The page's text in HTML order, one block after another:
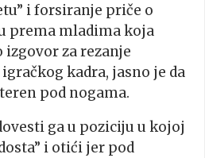
i forsiranje priče o
prema mladima koja
izgovor za rezanje
kadra, jasno je da
pod nogama.
ga u poziciju u kojoj
i otići jer pod